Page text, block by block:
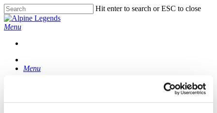
Skip
to
main
Hit enter to search or ESC to close
Close
Search
Menu
Menu